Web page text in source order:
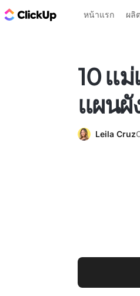
บล็อก ClickUp
หน้าแรก ผลิ
10 แ
แผนผั
Leila Cruz